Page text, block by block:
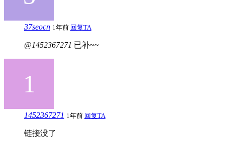
37seocn 1年前 回复TA
@1452367271 已补~~
1452367271 1年前 回复TA
链接没了